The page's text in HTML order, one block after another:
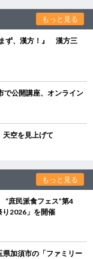
もっと見る
ず、漢方！』 漢方三
公開講座、オンライン
天空を見上げて
もっと見る
庶民派食フェス”第4
り2026」を開催
加須市の「ファミリー